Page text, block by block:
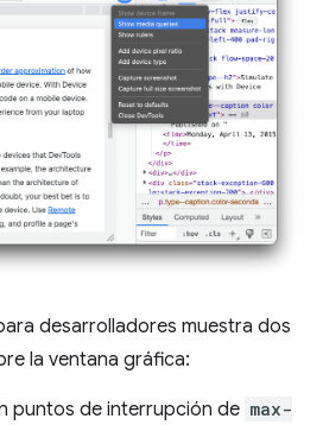
desarrolladores muestra dos
la ventana gráfica:
puntos de interrupción de max-